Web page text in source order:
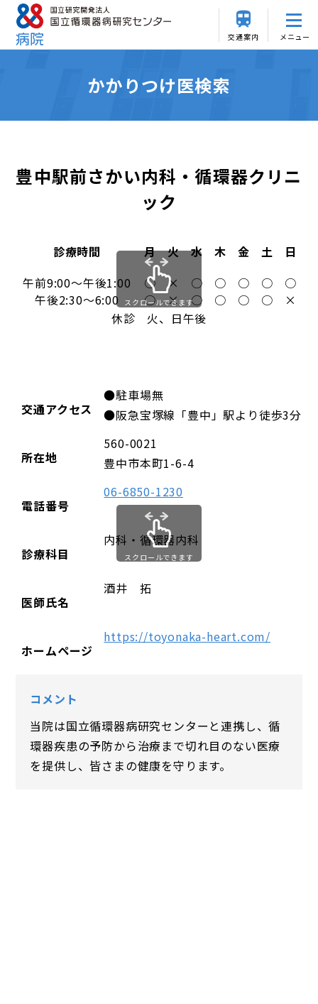
交通案内 メニュー
かかりつけ医検索
豊中駅前さかい内科・循環器クリニ
ック
診療時間 月 火 水 木 金 土
日
午前9:00～午後1:00
○ × ○ ○ ○ ○
○
午後2:30～6:00
○ × ○ ○ ○ ○ ×
スクロールできます
休診 火、日午後
交通アクセス
●駐車場無
●阪急宝塚線「豊中」駅より徒歩3分
所在地
560-0021
豊中市本町1-6-4
電話番号
06-6850-1230
診療科目
内科・循環器内科
医師氏名
酒井 拓
ホームページ
https://toyonaka-heart.com/
スクロールできます
コメント
当院は国立循環器病研究センターと連携し、循
環器疾患の予防から治療まで切れ目のない医療
を提供し、皆さまの健康を守ります。